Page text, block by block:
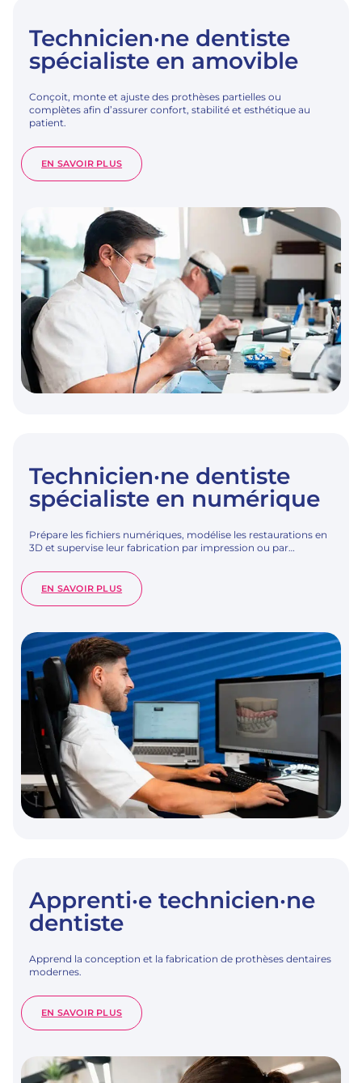
Technicien·ne dentiste
spécialiste en amovible
Conçoit, monte et ajuste des prothèses partielles ou
complètes afin d’assurer confort, stabilité et esthétique au
patient.
EN SAVOIR PLUS:
TECHNICIEN·NE
EN
AMOVIBLE
Technicien·ne dentiste
spécialiste en numérique
Prépare les fichiers numériques, modélise les restaurations en
3D et supervise leur fabrication par impression ou par…
EN SAVOIR PLUS:
TECHNICIEN·NE
EN
NUMÉRIQUE
Apprenti·e technicien·ne
dentiste
Apprend la conception et la fabrication de prothèses dentaires
modernes.
EN SAVOIR PLUS:
APPRENTI·E